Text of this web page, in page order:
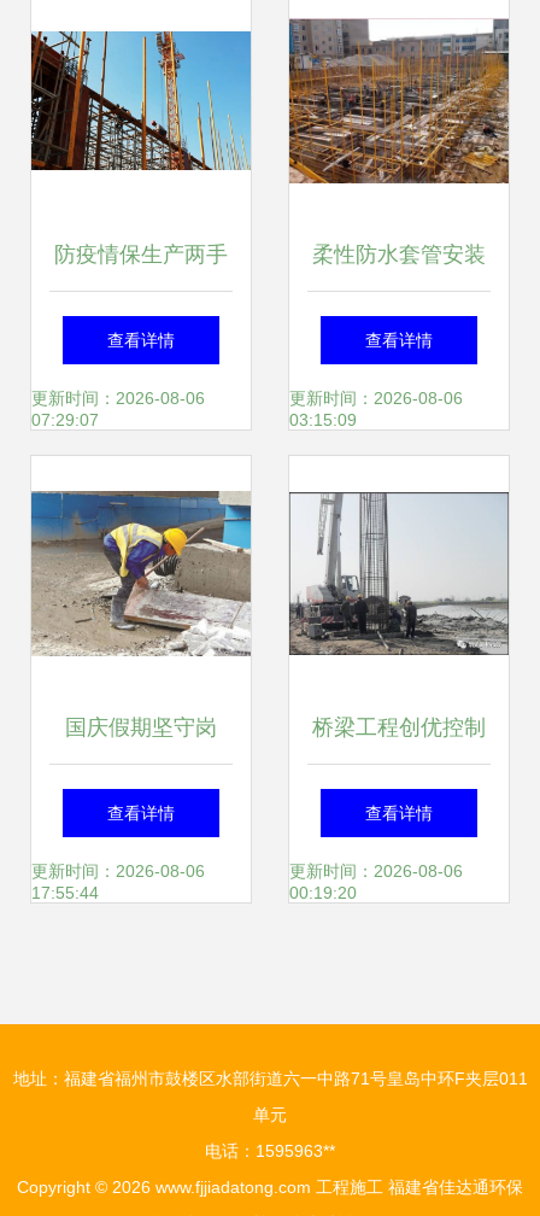
防疫情保生产两手
硬 福州现代物流城
跑出建设招商“加速
查看详情
更新时间：2026-08-06
07:29:07
柔性防水套管安装
工程施工管理规定
查看详情
更新时间：2026-08-06
03:15:09
国庆假期坚守岗
位，天鑫未来社区
建设按下“快进键”
查看详情
更新时间：2026-08-06
17:55:44
桥梁工程创优控制
施工方法解析 一看
就懂的施工指南
查看详情
更新时间：2026-08-06
00:19:20
地址：福建省福州市鼓楼区水部街道六一中路71号皇岛中环F夹层011
单元
电话：1595963**
Copyright © 2026 www.fjjiadatong.com 工程施工 福建省佳达通环保